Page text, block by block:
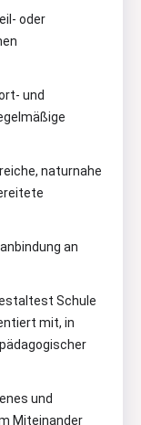
oder
und
naturnahe
an
Schule
mit, in
und
Miteinander